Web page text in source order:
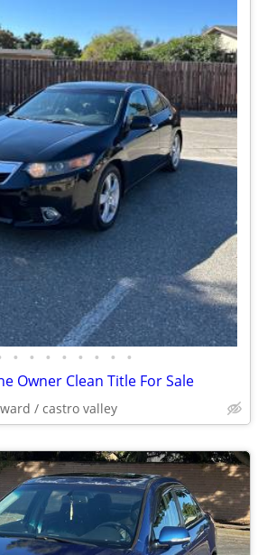
• • • • • • • •
Owner Clean Title For Sale
/ castro valley